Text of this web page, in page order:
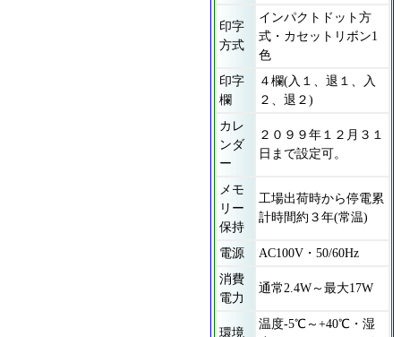
印字
方式
インパクトドット方
式・カセットリボン1
色
印字
欄
４欄(入１、退１、入
２、退２)
カレ
ンダ
ー
２０９９年１２月３１
日まで設定可。
メモ
リー
保持
工場出荷時から停電累
計時間約３年(常温)
電源
AC100V・50/60Hz
消費
電力
通常2.4W～最大17W
環境
温度-5℃～+40℃・湿